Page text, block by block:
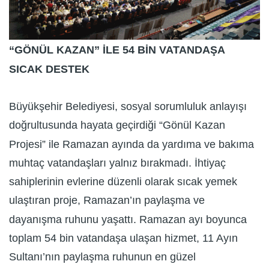
“GÖNÜL KAZAN” İLE 54 BİN VATANDAŞA
SICAK DESTEK
Büyükşehir Belediyesi, sosyal sorumluluk anlayışı
doğrultusunda hayata geçirdiği “Gönül Kazan
Projesi” ile Ramazan ayında da yardıma ve bakıma
muhtaç vatandaşları yalnız bırakmadı. İhtiyaç
sahiplerinin evlerine düzenli olarak sıcak yemek
ulaştıran proje, Ramazan’ın paylaşma ve
dayanışma ruhunu yaşattı. Ramazan ayı boyunca
toplam 54 bin vatandaşa ulaşan hizmet, 11 Ayın
Sultanı’nın paylaşma ruhunun en güzel